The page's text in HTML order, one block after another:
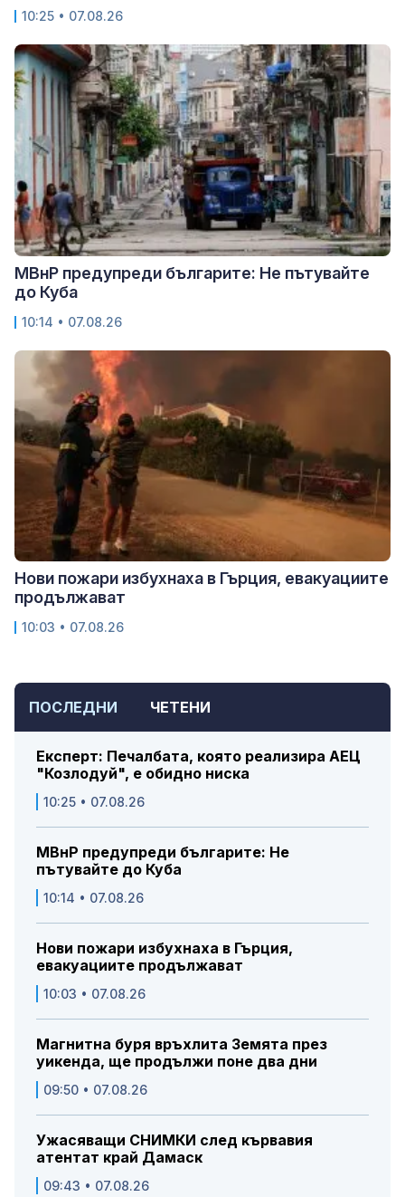
ПОСЛЕДНИ ЧЕТЕНИ
Експерт: Печалбата, която реализира АЕЦ
"Козлодуй", е обидно ниска
10:25 • 07.08.26
МВнР предупреди българите: Не
пътувайте до Куба
10:14 • 07.08.26
Нови пожари избухнаха в Гърция,
евакуациите продължават
10:03 • 07.08.26
Магнитна буря връхлита Земята през
уикенда, ще продължи поне два дни
09:50 • 07.08.26
Ужасяващи СНИМКИ след кървавия
атентат край Дамаск
09:43 • 07.08.26
10:25 • 07.08.26
МВнР предупреди българите: Не пътувайте
до Куба
10:14 • 07.08.26
Нови пожари избухнаха в Гърция, евакуациите
продължават
10:03 • 07.08.26